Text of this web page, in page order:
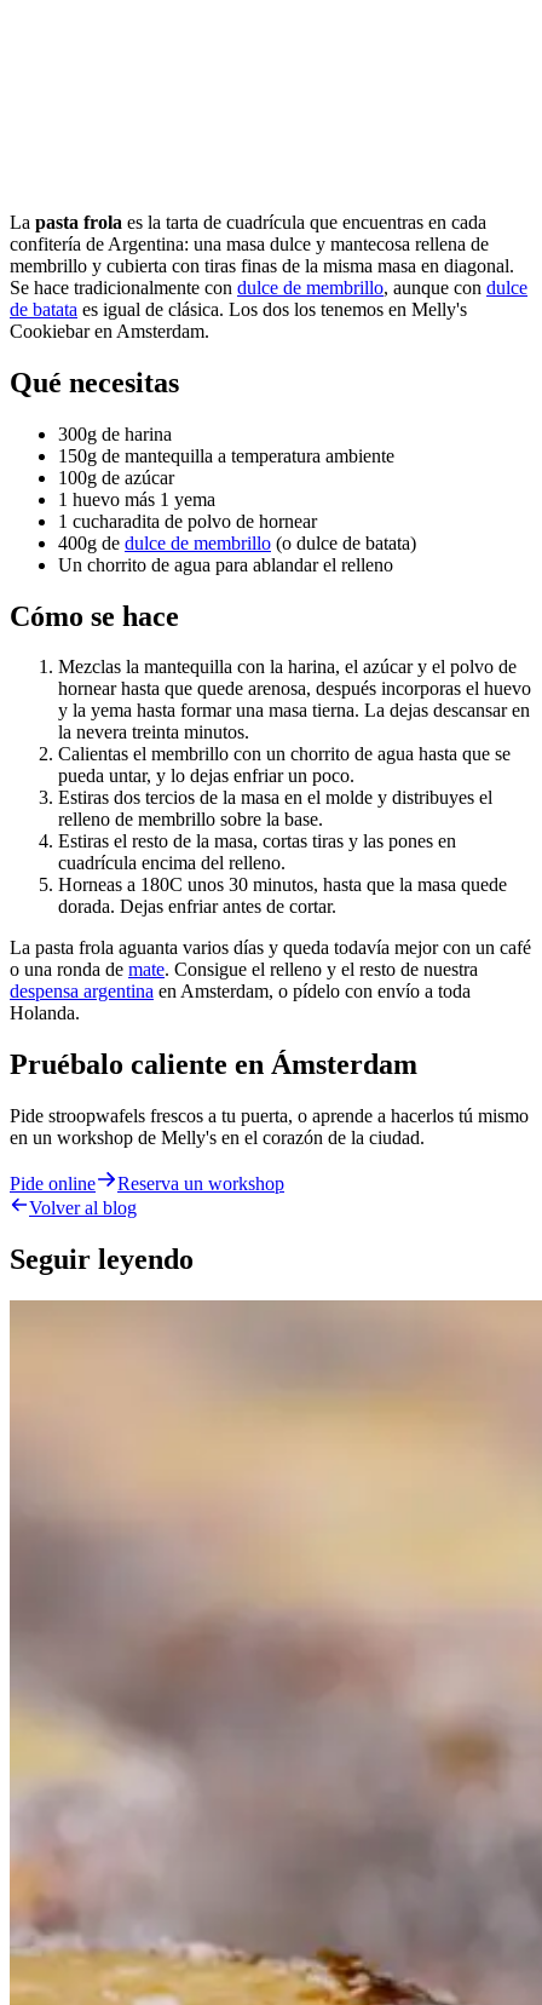
La pasta frola es la tarta de cuadrícula que encuentras en cada
confitería de Argentina: una masa dulce y mantecosa rellena de
membrillo y cubierta con tiras finas de la misma masa en diagonal.
Se hace tradicionalmente con dulce de membrillo, aunque con dulce
de batata es igual de clásica. Los dos los tenemos en Melly's
Cookiebar en Amsterdam.
Qué necesitas
300g de harina
150g de mantequilla a temperatura ambiente
100g de azúcar
1 huevo más 1 yema
1 cucharadita de polvo de hornear
400g de dulce de membrillo (o dulce de batata)
Un chorrito de agua para ablandar el relleno
Cómo se hace
Mezclas la mantequilla con la harina, el azúcar y el polvo de
hornear hasta que quede arenosa, después incorporas el huevo
y la yema hasta formar una masa tierna. La dejas descansar en
la nevera treinta minutos.
Calientas el membrillo con un chorrito de agua hasta que se
pueda untar, y lo dejas enfriar un poco.
Estiras dos tercios de la masa en el molde y distribuyes el
relleno de membrillo sobre la base.
Estiras el resto de la masa, cortas tiras y las pones en
cuadrícula encima del relleno.
Horneas a 180C unos 30 minutos, hasta que la masa quede
dorada. Dejas enfriar antes de cortar.
La pasta frola aguanta varios días y queda todavía mejor con un café
o una ronda de mate. Consigue el relleno y el resto de nuestra
despensa argentina en Amsterdam, o pídelo con envío a toda
Holanda.
Pruébalo caliente en Ámsterdam
Pide stroopwafels frescos a tu puerta, o aprende a hacerlos tú mismo
en un workshop de Melly's en el corazón de la ciudad.
Pide online
Reserva un workshop
Volver al blog
Seguir leyendo